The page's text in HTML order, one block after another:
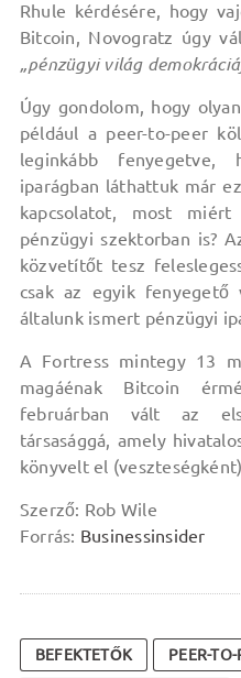
Rhule kérdésére, hogy
Bitcoin, Novogratz úgy
„pénzügyi világ
Úgy gondolom, hogy
például a peer-to-peer
leginkább
iparágban láthattuk már
kapcsolatot, most
pénzügyi szektorban is?
közvetítőt tesz
csak az egyik fenyegető
általunk ismert pénzügyi
A Fortress mintegy 13
magáénak Bitcoin
februárban vált az
társasággá, amely
könyvelt el
Szerző: Rob Wile
Forrás: Businessinsider
BEFEKTETŐK PEER-TO-